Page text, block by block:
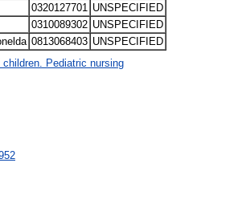
0320127701
UNSPECIFIED
0310089302 UNSPECIFIED
0813068403 UNSPECIFIED
Pediatric nursing